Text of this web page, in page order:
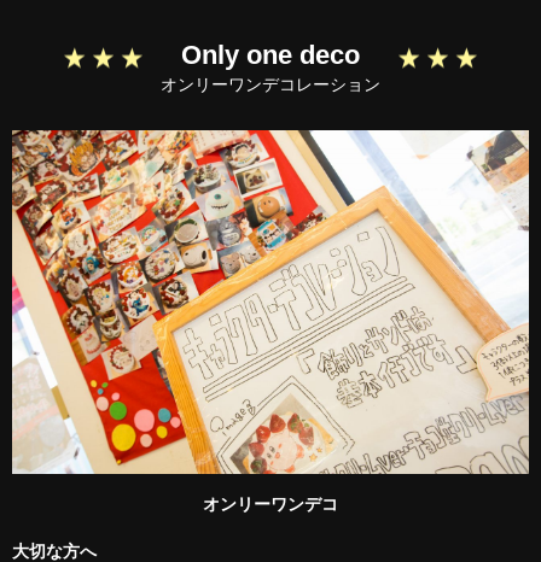
Only one deco
オンリーワンデコレーション
オンリーワンデコ
大切な方へ